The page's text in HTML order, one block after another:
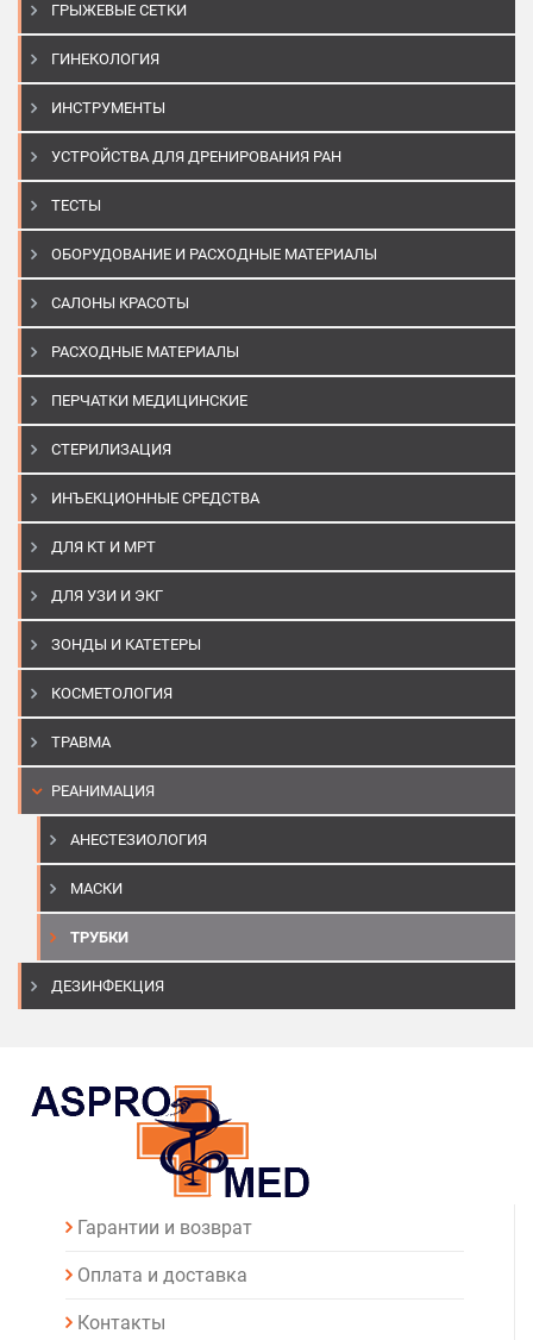
ГРЫЖЕВЫЕ СЕТКИ
ГИНЕКОЛОГИЯ
ИНСТРУМЕНТЫ
УСТРОЙСТВА ДЛЯ ДРЕНИРОВАНИЯ РАН
ТЕСТЫ
ОБОРУДОВАНИЕ И РАСХОДНЫЕ МАТЕРИАЛЫ
САЛОНЫ КРАСОТЫ
РАСХОДНЫЕ МАТЕРИАЛЫ
ПЕРЧАТКИ МЕДИЦИНСКИЕ
СТЕРИЛИЗАЦИЯ
ИНЪЕКЦИОННЫЕ СРЕДСТВА
ДЛЯ КТ И МРТ
ДЛЯ УЗИ И ЭКГ
ЗОНДЫ И КАТЕТЕРЫ
КОСМЕТОЛОГИЯ
ТРАВМА
РЕАНИМАЦИЯ
АНЕСТЕЗИОЛОГИЯ
МАСКИ
ТРУБКИ
ДЕЗИНФЕКЦИЯ
Гарантии и возврат
Оплата и доставка
Контакты